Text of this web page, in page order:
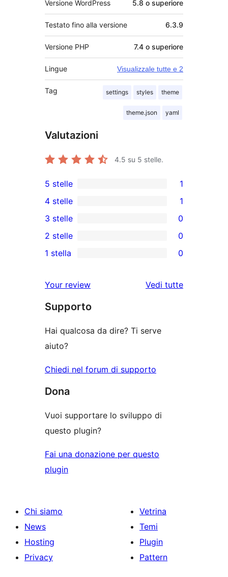
Versione WordPress 5.8 o superiore
Testato fino alla versione 6.3.9
Versione PHP 7.4 o superiore
Lingue Visualizzale tutte e 2
Tag settings styles theme
theme.json yaml
Valutazioni
4.5 su 5 stelle.
1
5-
recensioni
a
stelle
5 stelle 1
4-
recensioni
a
4 stelle 1
0
recensioni
a
stelle
3 stelle 0
recensioni
2-
stelle
2 stelle 0
a
1-
1 stella 0
Your review Vedi tuttele
Supporto
Hai qualcosa da dire? Ti serve
aiuto?
Chiedi nel forum di supporto
Dona
Vuoi supportare lo sviluppo di
questo plugin?
Fai una donazione per questo
plugin
Chi siamo
News
Hosting
Privacy
Vetrina
Temi
Plugin
Pattern